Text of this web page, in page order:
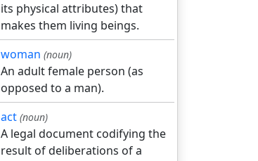
its physical attributes) that
makes them living beings.
woman (noun)
An adult female person (as
opposed to a man).
act (noun)
A legal document codifying the
result of deliberations of a